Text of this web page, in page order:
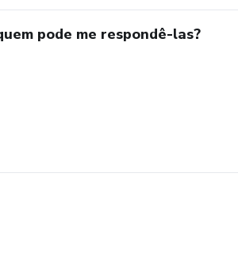
pode me respondê-las?